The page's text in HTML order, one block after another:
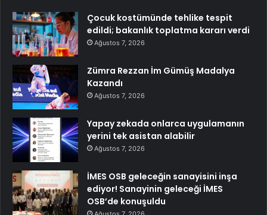
Çocuk kostümünde tehlike tespit
edildi; bakanlık toplatma kararı verdi
Ağustos 7, 2026
Zümra Rezzan İm Gümüş Madalya
Kazandı
Ağustos 7, 2026
Yapay zekada onlarca uygulamanın
yerini tek asistan alabilir
Ağustos 7, 2026
İMES OSB geleceğin sanayisini inşa
ediyor! Sanayinin geleceği İMES
OSB’de konuşuldu